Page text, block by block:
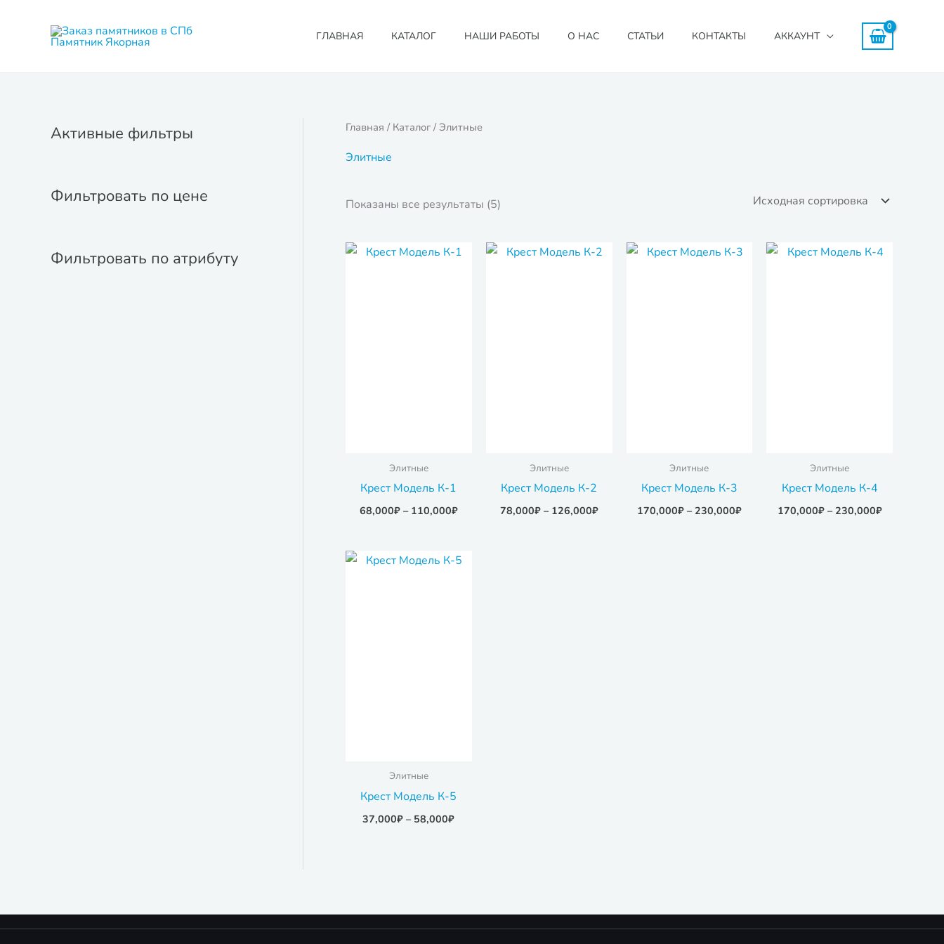
содержимому
ГЛАВНАЯ КАТАЛОГ НАШИ РАБОТЫ О НАС СТАТЬИ КОНТАКТЫ АККАУНТ
Активные фильтры
Фильтровать по цене
Фильтровать по атрибуту
Главная / Каталог / Элитные
Элитные
Показаны все результаты (5)
Элитные
Крест Модель К-1
68,000₽ – 110,000₽
Диапазон
цен:
Элитные
Крест Модель К-2
78,000₽ – 126,000₽
Диапазон
цен:
Элитные
Крест Модель К-3
170,000₽ – 230,000₽
Диапазон
цен:
Элитные
Крест Модель К-4
170,000₽ – 230,000₽
Диапазон
цен:
Элитные
Крест Модель К-5
37,000₽ – 58,000₽
Диапазон
цен: